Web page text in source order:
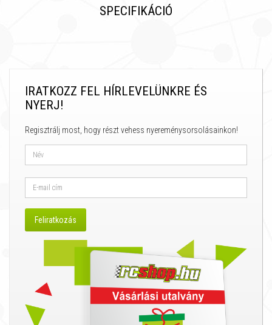
SPECIFIKÁCIÓ
IRATKOZZ FEL HÍRLEVELÜNKRE ÉS
NYERJ!
Regisztrálj most, hogy részt vehess nyereménysorsolásainkon!